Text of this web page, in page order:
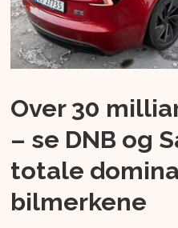
Over 30
– se DNB og
totale
bilmerkene